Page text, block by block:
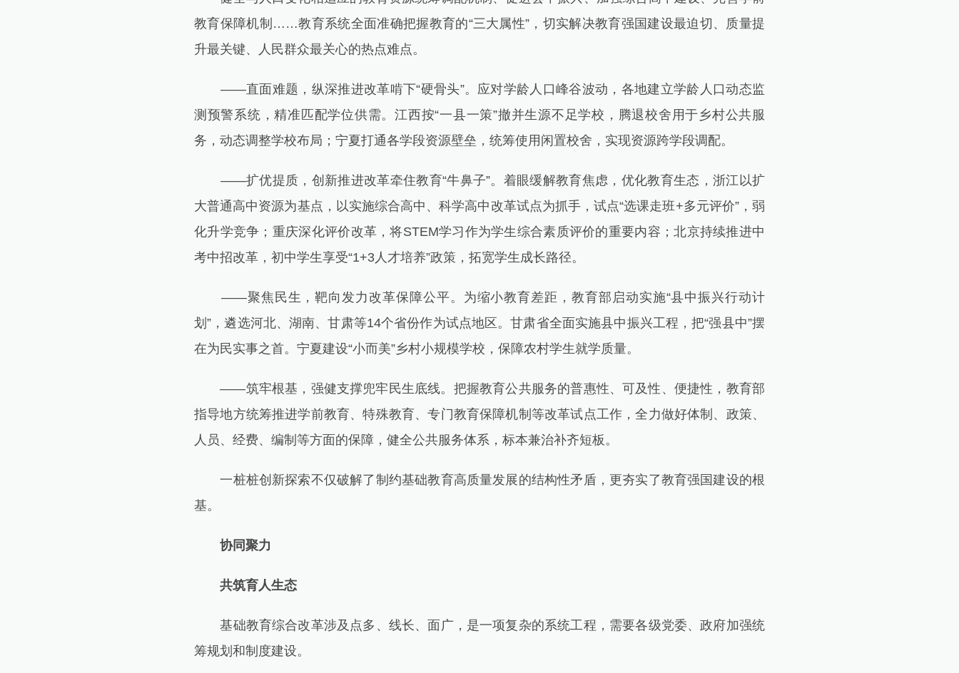
教育保障机制……教育系统全面准确把握教育的“三大属性”，切实解决教育强国建设最迫切、质量提
升最关键、人民群众最关心的热点难点。
——直面难题，纵深推进改革啃下“硬骨头”。应对学龄人口峰谷波动，各地建立学龄人口动态监
测预警系统，精准匹配学位供需。江西按“一县一策”撤并生源不足学校，腾退校舍用于乡村公共服
务，动态调整学校布局；宁夏打通各学段资源壁垒，统筹使用闲置校舍，实现资源跨学段调配。
——扩优提质，创新推进改革牵住教育“牛鼻子”。着眼缓解教育焦虑，优化教育生态，浙江以扩
大普通高中资源为基点，以实施综合高中、科学高中改革试点为抓手，试点“选课走班+多元评价”，弱
化升学竞争；重庆深化评价改革，将STEM学习作为学生综合素质评价的重要内容；北京持续推进中
考中招改革，初中学生享受“1+3人才培养”政策，拓宽学生成长路径。
——聚焦民生，靶向发力改革保障公平。为缩小教育差距，教育部启动实施“县中振兴行动计
划”，遴选河北、湖南、甘肃等14个省份作为试点地区。甘肃省全面实施县中振兴工程，把“强县中”摆
在为民实事之首。宁夏建设“小而美”乡村小规模学校，保障农村学生就学质量。
——筑牢根基，强健支撑兜牢民生底线。把握教育公共服务的普惠性、可及性、便捷性，教育部
指导地方统筹推进学前教育、特殊教育、专门教育保障机制等改革试点工作，全力做好体制、政策、
人员、经费、编制等方面的保障，健全公共服务体系，标本兼治补齐短板。
一桩桩创新探索不仅破解了制约基础教育高质量发展的结构性矛盾，更夯实了教育强国建设的根
基。
协同聚力
共筑育人生态
基础教育综合改革涉及点多、线长、面广，是一项复杂的系统工程，需要各级党委、政府加强统
筹规划和制度建设。